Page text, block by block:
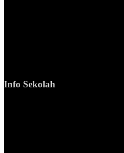
Info Sekolah